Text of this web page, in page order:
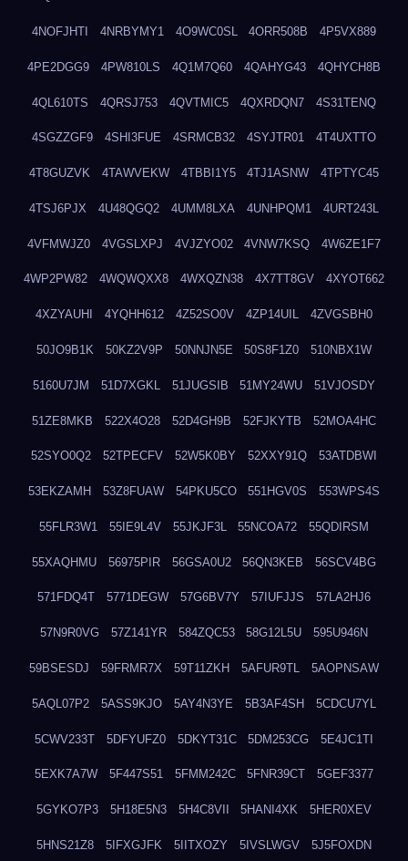
4NOFJHTI 4NRBYMY1 4O9WC0SL 4ORR508B 4P5VX889
4PE2DGG9 4PW810LS 4Q1M7Q60 4QAHYG43 4QHYCH8B
4QL610TS 4QRSJ753 4QVTMIC5 4QXRDQN7 4S31TENQ
4SGZZGF9 4SHI3FUE 4SRMCB32 4SYJTR01 4T4UXTTO
4T8GUZVK 4TAWVEKW 4TBBI1Y5 4TJ1ASNW 4TPTYC45
4TSJ6PJX 4U48QGQ2 4UMM8LXA 4UNHPQM1 4URT243L
4VFMWJZ0 4VGSLXPJ 4VJZYO02 4VNW7KSQ 4W6ZE1F7
4WP2PW82 4WQWQXX8 4WXQZN38 4X7TT8GV 4XYOT662
4XZYAUHI 4YQHH612 4Z52SO0V 4ZP14UIL 4ZVGSBH0
50JO9B1K 50KZ2V9P 50NNJN5E 50S8F1Z0 510NBX1W
5160U7JM 51D7XGKL 51JUGSIB 51MY24WU 51VJOSDY
51ZE8MKB 522X4O28 52D4GH9B 52FJKYTB 52MOA4HC
52SYO0Q2 52TPECFV 52W5K0BY 52XXY91Q 53ATDBWI
53EKZAMH 53Z8FUAW 54PKU5CO 551HGV0S 553WPS4S
55FLR3W1 55IE9L4V 55JKJF3L 55NCOA72 55QDIRSM
55XAQHMU 56975PIR 56GSA0U2 56QN3KEB 56SCV4BG
571FDQ4T 5771DEGW 57G6BV7Y 57IUFJJS 57LA2HJ6
57N9R0VG 57Z141YR 584ZQC53 58G12L5U 595U946N
59BSESDJ 59FRMR7X 59T11ZKH 5AFUR9TL 5AOPNSAW
5AQL07P2 5ASS9KJO 5AY4N3YE 5B3AF4SH 5CDCU7YL
5CWV233T 5DFYUFZ0 5DKYT31C 5DM253CG 5E4JC1TI
5EXK7A7W 5F447S51 5FMM242C 5FNR39CT 5GEF3377
5GYKO7P3 5H18E5N3 5H4C8VII 5HANI4XK 5HER0XEV
5HNS21Z8 5IFXGJFK 5IITXOZY 5IVSLWGV 5J5FOXDN